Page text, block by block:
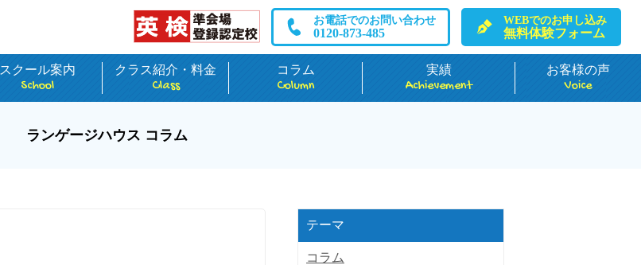
お電話でのお問い合わせ
0120-873-485
WEBでのお申し込み
無料体験フォーム
スクール案内
School
クラス紹介・料金
Class
コラム
Column
実績
Achievement
お客様の声
Voice
ランゲージハウス コラム
テーマ
コラム